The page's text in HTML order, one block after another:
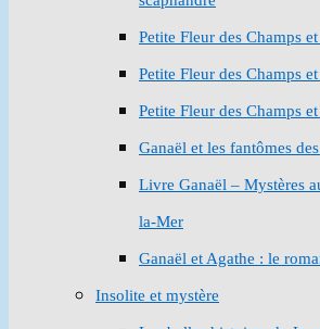
Petite Fleur des Champs
Petite Fleur des Champs
Petite Fleur des Champs
Ganaël et les fantômes
Livre Ganaël – Mystères
la-Mer
Ganaël et Agathe : le
Insolite et mystère